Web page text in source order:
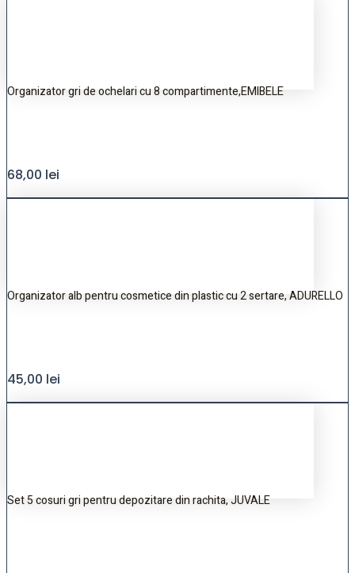
Organizator gri de ochelari cu 8 compartimente,EMIBELE
68,00 lei
Organizator alb pentru cosmetice din plastic cu 2 sertare, ADURELLO
45,00 lei
Set 5 cosuri gri pentru depozitare din rachita, JUVALE